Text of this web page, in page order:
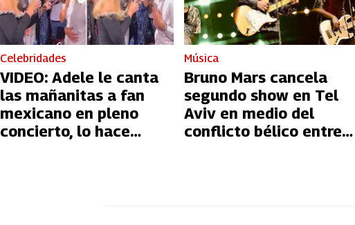
Celebridades
VIDEO: Adele le canta
las mañanitas a fan
mexicano en pleno
concierto, lo hace
Música
Bruno Mars cancela
segundo show en Tel
Aviv en medio del
conflicto bélico entre